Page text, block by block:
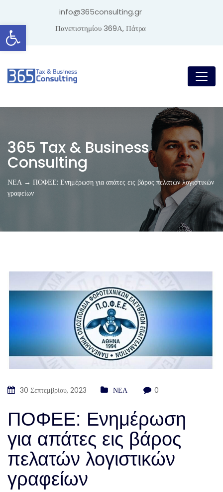
Ανοίξτε τη γραμμή εργαλείων
info@365consulting.gr
Πανεπιστημίου 369Α, Πάτρα
365 Tax & Business
Consulting
ΝΕΑ → ΠΟΦΕΕ: Ενημέρωση για απάτες εις βάρος πελατών λογιστικών
γραφείων
30 Σεπτεμβρίου, 2023 ΝΕΑ 0
ΠΟΦΕΕ: Ενημέρωση
για απάτες εις βάρος
πελατών λογιστικών
γραφείων